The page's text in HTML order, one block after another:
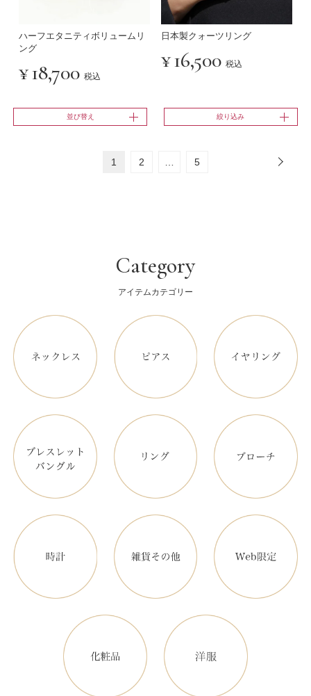
ハーフエタニティボリュームリ
ング
¥18,700 税込
日本製クォーツリング
¥16,500 税込
並び替え 絞り込み
1 2 5
Category
アイテムカテゴリー